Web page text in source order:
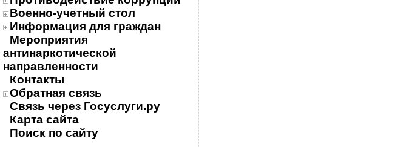
Военно-учетный стол
Информация для граждан
Мероприятия
антинаркотической
направленности
Контакты
Обратная связь
Связь через Госуслуги.ру
Карта сайта
Поиск по сайту